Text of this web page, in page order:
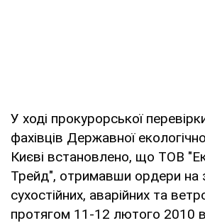
У ході прокурорської
фахівців Державної
Києві встановлено, що ТОВ
Трейд", отримавши ордери на
сухостійних, аварійних та
протягом 11-12 лютого 2010